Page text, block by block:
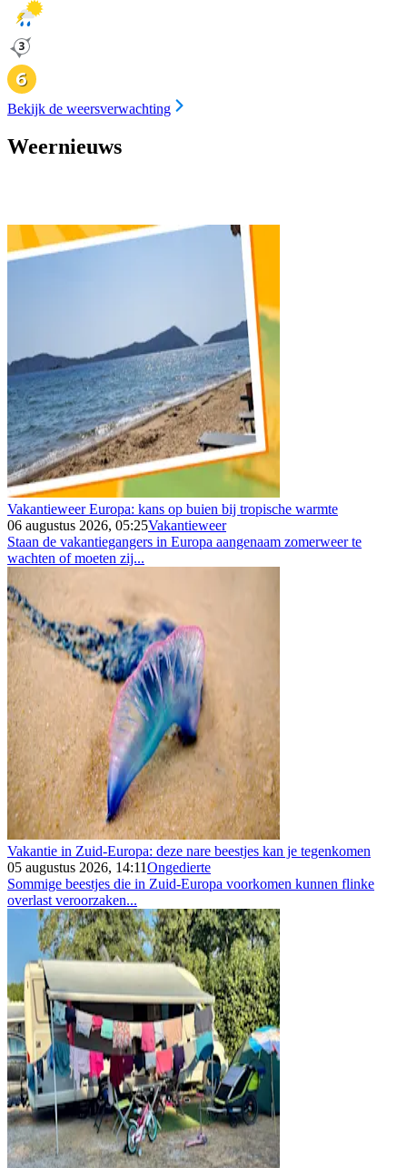
Bekijk de weersverwachting
Weernieuws
Vakantieweer Europa: kans op buien bij tropische warmte
06 augustus 2026, 05:25Vakantieweer
Staan de vakantiegangers in Europa aangenaam zomerweer te
wachten of moeten zij...
Vakantie in Zuid-Europa: deze nare beestjes kan je tegenkomen
05 augustus 2026, 14:11Ongedierte
Sommige beestjes die in Zuid-Europa voorkomen kunnen flinke
overlast veroorzaken...